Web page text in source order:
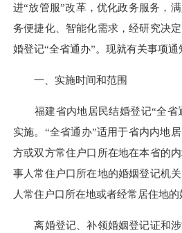
进“放管服”改革，优化政务服务，
务便捷化、智能化需求，经研究决定
婚登记“全省通办”。 现就有关事项通
一、 实施时间和范围
福建省内地居民结婚登记“全省
实施。 “全省通办”适用于省内内地
方或双方常住户口所在地在本省的
事人常住户口所在地的婚姻登记机
人常住户口所在地或者经常居住地的
离婚登记、补领婚姻登记证和